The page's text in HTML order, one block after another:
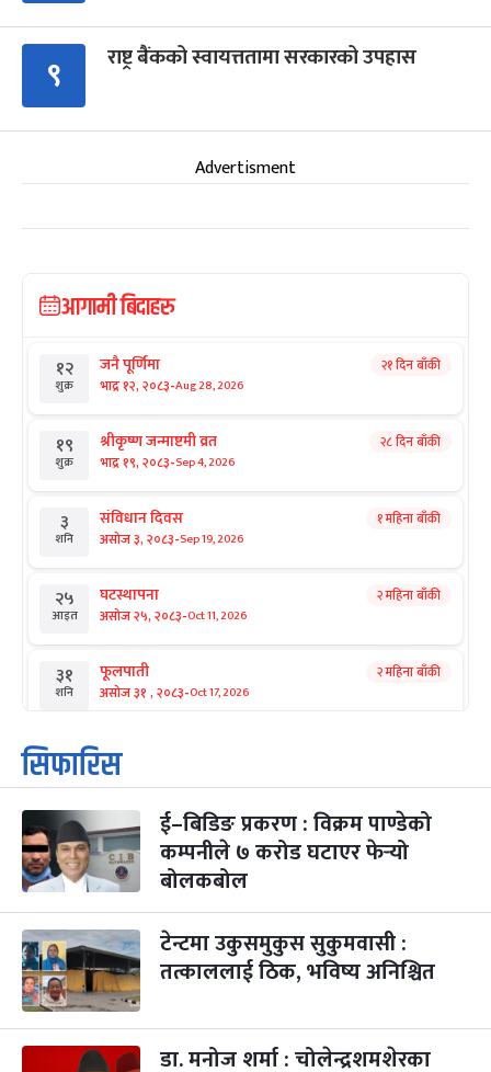
९ राष्ट्र बैंकको स्वायत्ततामा सरकारको उपहास
Advertisment
आगामी बिदाहरु
१२
शुक्र
जनै पूर्णिमा
भाद्र १२, २०८३-Aug 28, 2026
२१ दिन बाँकी
१९
शुक्र
श्रीकृष्ण जन्माष्टमी व्रत
भाद्र १९, २०८३-Sep 4, 2026
२८ दिन बाँकी
३
शनि
संविधान दिवस
असोज ३, २०८३-Sep 19, 2026
१ महिना बाँकी
२५
आइत
घटस्थापना
असोज २५, २०८३-Oct 11, 2026
२ महिना बाँकी
३१
शनि
फूलपाती
असोज ३१ , २०८३-Oct 17, 2026
२ महिना बाँकी
१
आइत
कार्तिक सङ्क्रान्ति
कार्तिक १, २०८३
३
मंगल
महानवमी
कार्तिक ३, २०८३-Oct 20, 2026
२ महिना बाँकी
४
५
बिहि
पापा‌ङ्कुशा एकादशी व्रत
कार्तिक ५, २०८३
२ महिना बाँकी
कुकुर तिहार ३ महिना बाँकी
सिफारिस
ई–बिडिङ प्रकरण : विक्रम पाण्डेको
कम्पनीले ७ करोड घटाएर फेर्‍यो
बोलकबोल
टेन्टमा उकुसमुकुस सुकुमवासी :
तत्काललाई ठिक, भविष्य अनिश्चित
डा. मनोज शर्मा : चोलेन्द्रशमशेरका